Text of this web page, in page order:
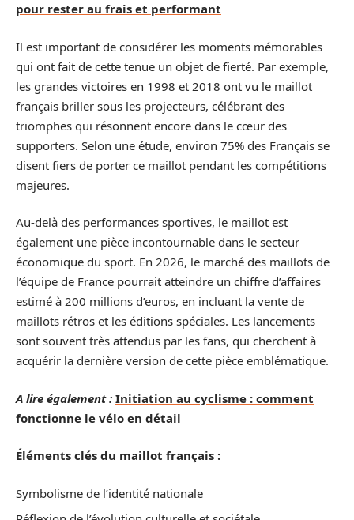
pour rester au frais et performant
Il est important de considérer les moments mémorables
qui ont fait de cette tenue un objet de fierté. Par exemple,
les grandes victoires en 1998 et 2018 ont vu le maillot
français briller sous les projecteurs, célébrant des
triomphes qui résonnent encore dans le cœur des
supporters. Selon une étude, environ 75% des Français se
disent fiers de porter ce maillot pendant les compétitions
majeures.
Au-delà des performances sportives, le maillot est
également une pièce incontournable dans le secteur
économique du sport. En 2026, le marché des maillots de
l’équipe de France pourrait atteindre un chiffre d’affaires
estimé à 200 millions d’euros, en incluant la vente de
maillots rétros et les éditions spéciales. Les lancements
sont souvent très attendus par les fans, qui cherchent à
acquérir la dernière version de cette pièce emblématique.
A lire également : Initiation au cyclisme : comment
fonctionne le vélo en détail
Éléments clés du maillot français :
Symbolisme de l’identité nationale